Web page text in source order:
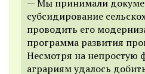
— Мы принимали
субсидирование
проводить его
программа развития
Несмотря на непростую
аграриям удалось